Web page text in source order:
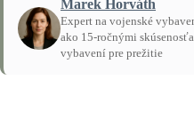
Marek Horváth
Expert na vojenské
ako 15-ročnými
vybavení pre prežitie